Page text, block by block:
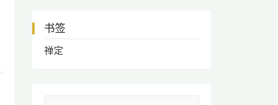
书签
禅定